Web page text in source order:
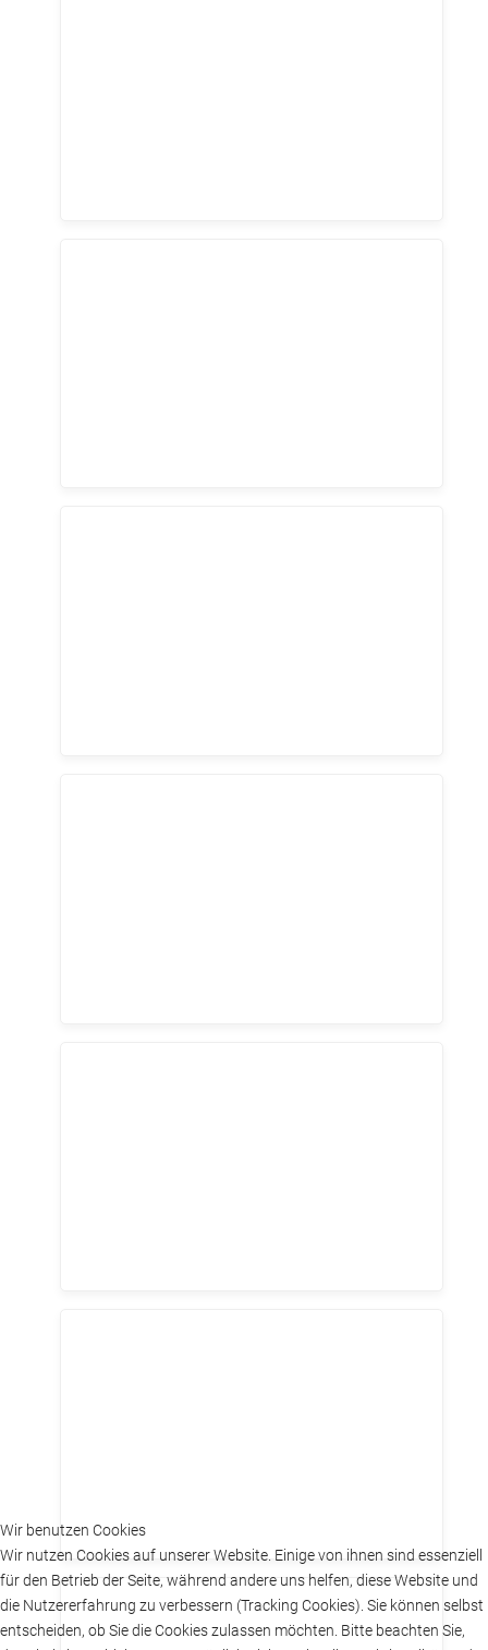
Wir benutzen Cookies
Wir nutzen Cookies auf unserer Website. Einige von ihnen sind essenziell
für den Betrieb der Seite, während andere uns helfen, diese Website und
die Nutzererfahrung zu verbessern (Tracking Cookies). Sie können selbst
entscheiden, ob Sie die Cookies zulassen möchten. Bitte beachten Sie,